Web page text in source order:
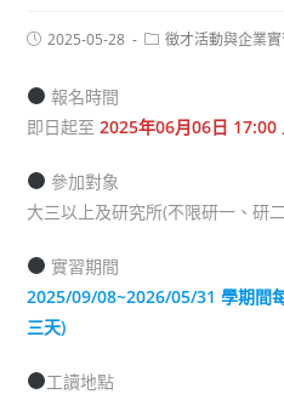
2025-05-28 徵才活動與企業實
報名時間
即日起至 2025年06月06日 17:00
參加對象
大三以上及研究所(不限研一、研
實習期間
2025/09/08~2026/05/31 學期間
三天)
工讀地點